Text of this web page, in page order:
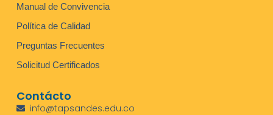
Manual de Convivencia
Política de Calidad
Preguntas Frecuentes
Solicitud Certificados
Contácto
info@tapsandes.edu.co